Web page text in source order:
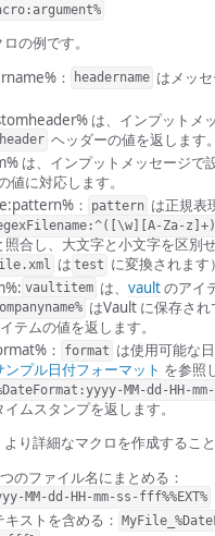
の例です。
：
headername はメッ
は、インプットメ
ヘッダーの値を返します。
は、インプットメッセージで
値に対応します。
：
pattern は正規表
Za-
合し、大文字と小文字を区別
は test に変換されます
vaultitem は、 vaultのアイ
はVault に保存され
テムの値を返します。
：
format は使用可能な
ンプル日付フォーマット を参照
MM-dd-HH-
ムスタンプを返します。
り詳細なマクロを作成すること
のファイル名にまとめる：
MM-dd-HH-mm-ss-fff%%EXT%
ストを含める：